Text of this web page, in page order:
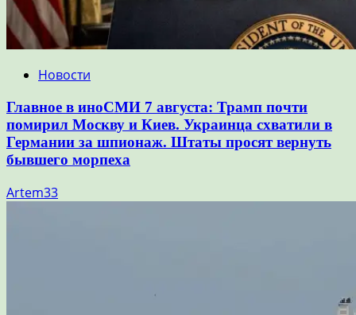
Новости
Главное в иноСМИ 7 августа: Трамп почти
помирил Москву и Киев. Украинца схватили в
Германии за шпионаж. Штаты просят вернуть
бывшего морпеха
Artem33